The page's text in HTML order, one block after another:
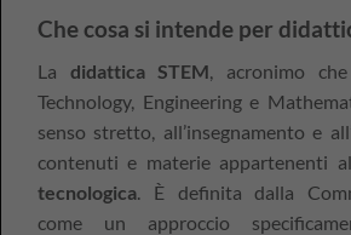
Che cosa si intende per
La didattica STEM , acronimo
Technology, Engineering e
senso stretto, all’insegnamento e
contenuti e materie appartenenti
tecnologica . È definita dalla
come un approccio